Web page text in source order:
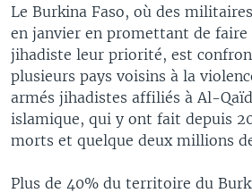
Le Burkina Faso, où des
en janvier en promettant de
jihadiste leur priorité, est
plusieurs pays voisins à la
armés jihadistes affiliés à Al-
islamique, qui y ont fait depuis
morts et quelque deux millions
Plus de 40% du territoire du